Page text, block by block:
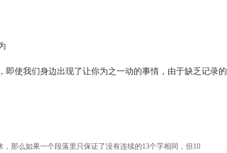
即使我们身边出现了让你为之一动的事情，由于缺乏记录的
那么如果一个段落里只保证了没有连续的13个字相同，但10